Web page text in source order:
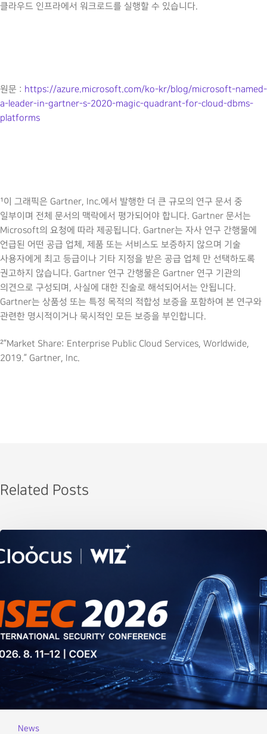
클라우드 인프라에서 워크로드를 실행할 수 있습니다.
원문 : https://azure.microsoft.com/ko-kr/blog/microsoft-named-
a-leader-in-gartner-s-2020-magic-quadrant-for-cloud-dbms-
platforms
¹이 그래픽은 Gartner, Inc.에서 발행한 더 큰 규모의 연구 문서 중
일부이며 전체 문서의 맥락에서 평가되어야 합니다. Gartner 문서는
Microsoft의 요청에 따라 제공됩니다. Gartner는 자사 연구 간행물에
언급된 어떤 공급 업체, 제품 또는 서비스도 보증하지 않으며 기술
사용자에게 최고 등급이나 기타 지정을 받은 공급 업체 만 선택하도록
권고하지 않습니다. Gartner 연구 간행물은 Gartner 연구 기관의
의견으로 구성되며, 사실에 대한 진술로 해석되어서는 안됩니다.
Gartner는 상품성 또는 특정 목적의 적합성 보증을 포함하여 본 연구와
관련한 명시적이거나 묵시적인 모든 보증을 부인합니다.
²”Market Share: Enterprise Public Cloud Services, Worldwide,
2019.” Gartner, Inc.
Related Posts
News